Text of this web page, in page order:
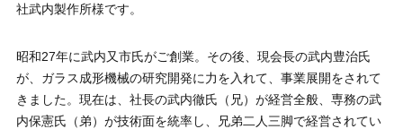
社武内製作所様です。
昭和27年に武内又市氏がご創業。その後、現会長の武内豊治氏
が、ガラス成形機械の研究開発に力を入れて、事業展開をされて
きました。現在は、社長の武内徹氏（兄）が経営全般、専務の武
内保憲氏（弟）が技術面を統率し、兄弟二人三脚で経営されてい